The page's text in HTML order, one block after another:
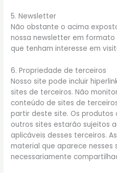
5. Newsletter
Não obstante o acima
nossa newsletter em
que tenham interesse em
6. Propriedade de terceiros
Nosso site pode incluir
sites de terceiros. Não
conteúdo de sites de
partir deste site. Os
outros sites estarão sujeitos
aplicáveis desses terceiros.
material que aparece nesses
necessariamente